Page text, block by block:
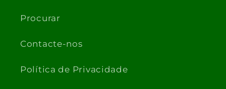
Procurar
Contacte-nos
Política de Privacidade